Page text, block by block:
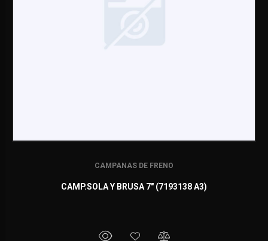
CAMPANAS DE FRENO
CAMP.SOLA Y BRUSA 7" (7193138 A3)